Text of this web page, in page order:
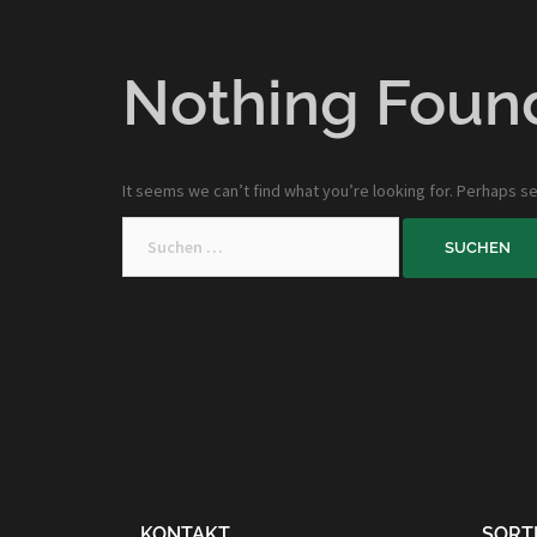
Nothing
It seems we can’t find what you’re looking for. Perhaps
nach: